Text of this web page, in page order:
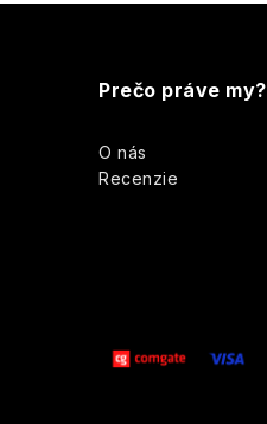
Prečo práve my?
O nás
Recenzie